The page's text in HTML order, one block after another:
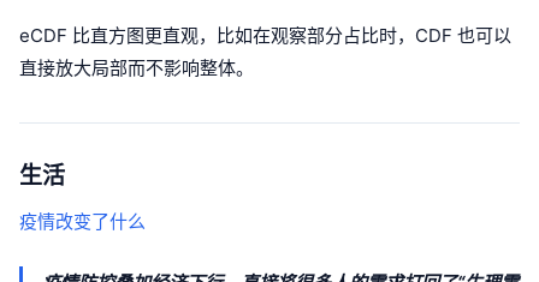
eCDF 比直方图更直观，比如在观察部分占比时，CDF 也可以
直接放大局部而不影响整体。
生活
疫情改变了什么